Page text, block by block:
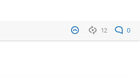
12 0